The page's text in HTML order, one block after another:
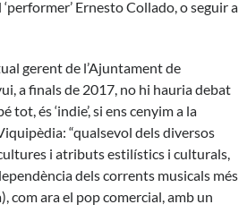
Ernesto Collado, o seguir a
gerent de l’Ajuntament de
a finals de 2017, no hi hauria debat
tot, és ‘indie’, si ens cenyim a la
“qualsevol dels diversos
i atributs estilístics i culturals,
dels corrents musicals més
com ara el pop comercial, amb un